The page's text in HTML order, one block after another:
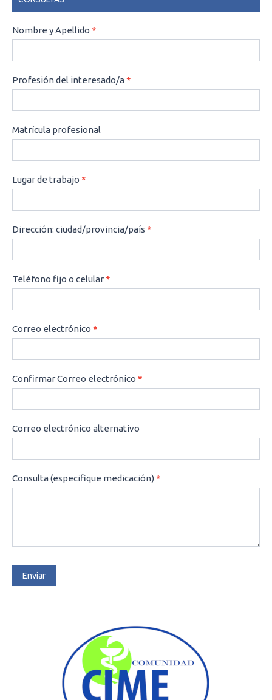
CONSULTAS
Nombre y Apellido *
Profesión del interesado/a*
Matrícula profesional
Lugar de trabajo *
Dirección: ciudad/provincia/país *
Teléfono fijo o celular*
Correo electrónico *
Confirmar Correo electrónico *
Correo electrónico alternativo
Consulta (especifique medicación)*
Enviar